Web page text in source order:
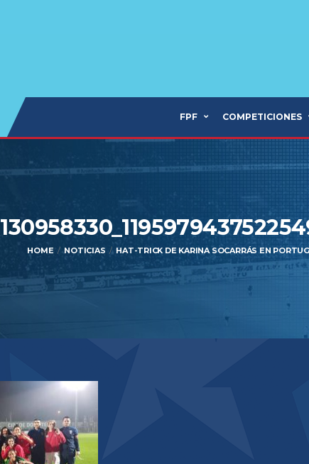
FPF COMPETICIONES
HOME NOTICIAS HAT-TRICK DE KARINA SOCARRÁS EN